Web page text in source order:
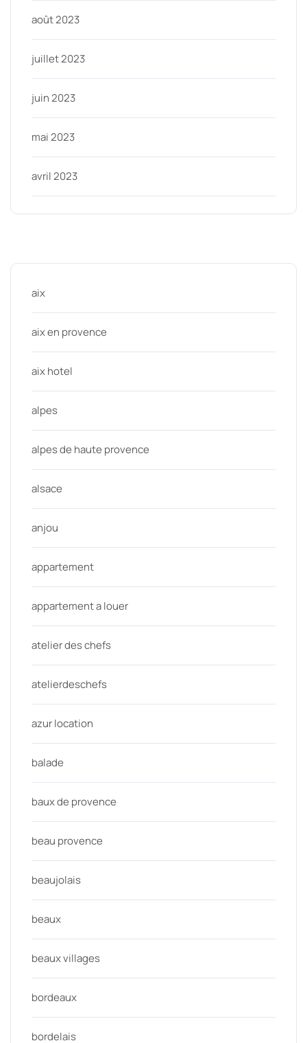
août 2023
juillet 2023
juin 2023
mai 2023
avril 2023
aix
aix en provence
aix hotel
alpes
alpes de haute provence
alsace
anjou
appartement
appartement a louer
atelier des chefs
atelierdeschefs
azur location
balade
baux de provence
beau provence
beaujolais
beaux
beaux villages
bordeaux
bordelais